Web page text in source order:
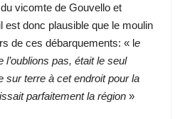
vicomte de Gouvello et
est donc plausible que le moulin
de ces débarquements: « le
pas, était le seul
sur terre à cet endroit pour la
parfaitement la région »